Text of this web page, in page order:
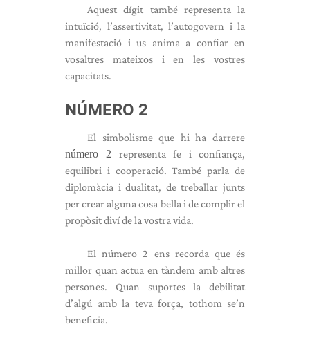
Aquest dígit també representa la
intuïció, l’assertivitat, l’autogovern i la
manifestació i us anima a confiar en
vosaltres mateixos i en les vostres
capacitats.
NÚMERO 2
El simbolisme que hi ha darrere
número 2 representa fe i confiança,
equilibri i cooperació. També parla de
diplomàcia i dualitat, de treballar junts
per crear alguna cosa bella i de complir el
propòsit diví de la vostra vida.
El número 2 ens recorda que és
millor quan actua en tàndem amb altres
persones. Quan suportes la debilitat
d’algú amb la teva força, tothom se’n
beneficia.